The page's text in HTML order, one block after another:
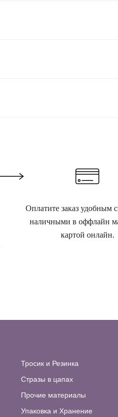
Оплатите заказ удобным
наличными в оффлайн
картой онлайн.
Тросик и Резинка
Стразы в цапах
Прочие материалы
Упаковка и Хранение